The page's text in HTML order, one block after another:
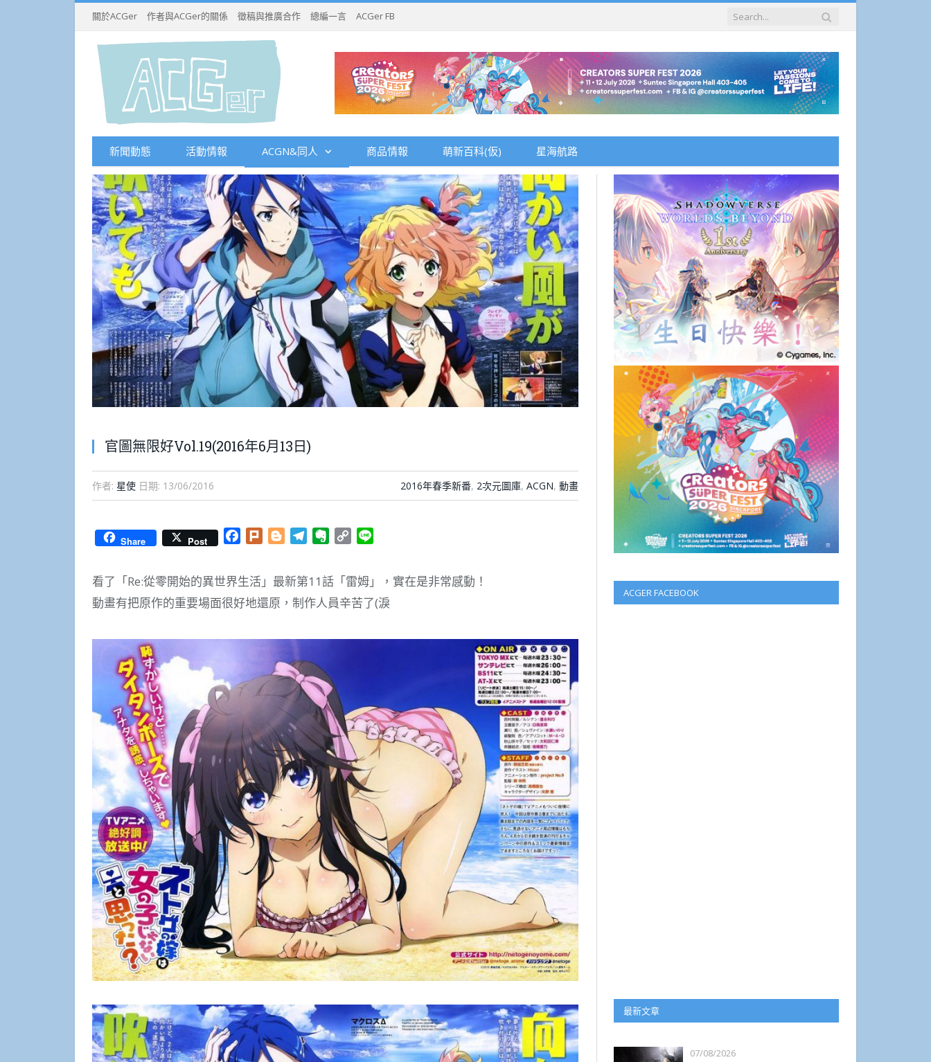
關於ACGer 作者與ACGer的關係 徵稿與推廣合作 總編一言 ACGer FB
新聞動態 活動情報 ACGN&同人 商品情報 萌新百科(仮) 星海航路
官圖無限好Vol.19(2016年6月13日)
作者: 星使 日期: 13/06/2016 2016年春季新番, 2次元圖庫, ACGN, 動畫
Share Post Facebook
Plurk BloggerTelegramEvernote
Copy
看了「Re:從零開始的異世界生活」最新第11話「雷姆」，實在是非常感動！
動畫有把原作的重要場面很好地還原，制作人員辛苦了(淚
ACGER FACEBOOK
最新文章
07/08/2026